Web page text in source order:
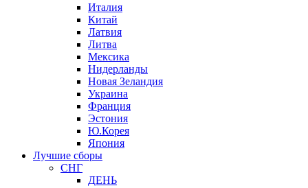
Италия
Китай
Латвия
Литва
Мексика
Нидерланды
Новая Зеландия
Украина
Франция
Эстония
Ю.Корея
Япония
Лучшие сборы
СНГ
ДЕНЬ